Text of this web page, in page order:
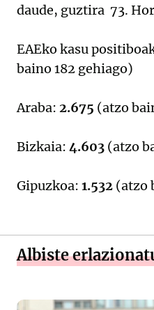
daude, guztira 73.
EAEko kasu
baino 182 gehiago)
Araba: 2.675 (atzo
Bizkaia: 4.603 (atzo
Gipuzkoa: 1.532 (atzo
Albiste